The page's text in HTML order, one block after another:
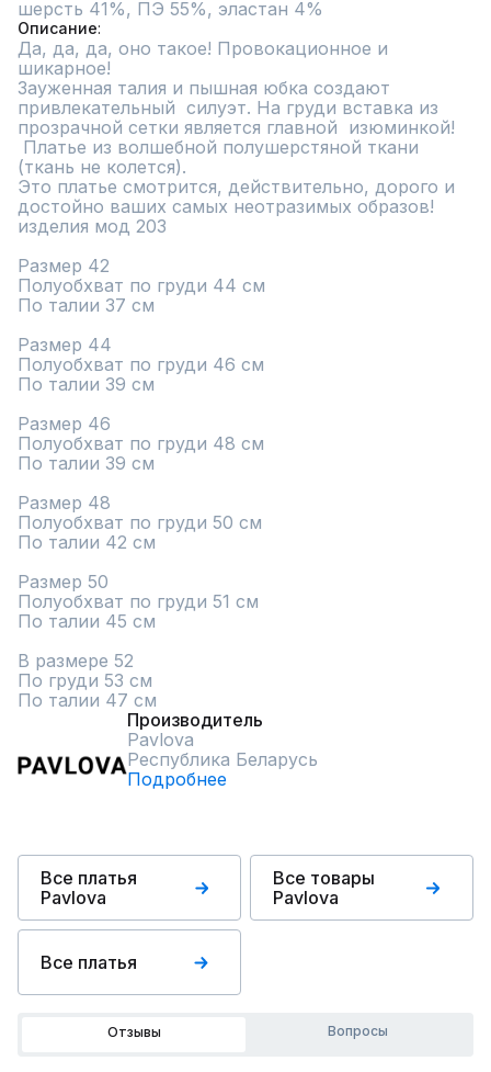
шерсть 41%, ПЭ 55%, эластан 4%
Описание
Да, да, да, оно такое! Провокационное и
шикарное!
Зауженная талия и пышная юбка создают
привлекательный  силуэт. На груди вставка из
прозрачной сетки является главной  изюминкой!
(ткань не колется).
Это платье смотрится, действительно, дорого и
достойно ваших самых неотразимых образов!
изделия мод 203
Размер 42
Полуобхват по груди 44 см
По талии 37 см
Размер 44
Полуобхват по груди 46 см
По талии 39 см
Размер 46
Полуобхват по груди 48 см
По талии 39 см
Размер 48
Полуобхват по груди 50 см
По талии 42 см
Размер 50
Полуобхват по груди 51 см
По талии 45 см
В размере 52
По груди 53 см
По талии 47 см
Производитель
Pavlova
Республика Беларусь
Подробнее
Все платья
Pavlova
Все товары
Pavlova
Все платья
Отзывы Вопросы